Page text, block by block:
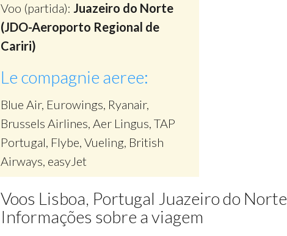
Voo (partida): Juazeiro do Norte
(JDO-Aeroporto Regional de
Cariri)
Le compagnie aeree:
Blue Air, Eurowings, Ryanair,
Brussels Airlines, Aer Lingus, TAP
Portugal, Flybe, Vueling, British
Airways, easyJet
Voos Lisboa, Portugal Juazeiro do
Informações sobre a viagem